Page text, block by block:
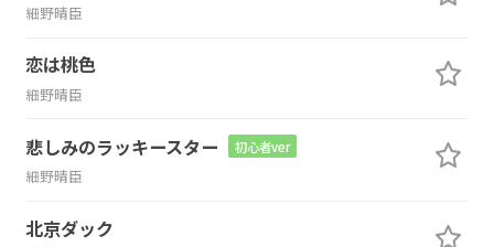
細野晴臣
恋は桃色
細野晴臣
悲しみのラッキースター 初心者ver
細野晴臣
北京ダック